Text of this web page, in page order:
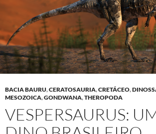
BACIA BAURU,CERATOSAURIA,CRETÁCEO,
MESOZOICA,GONDWANA,THEROPODA
VESPERSAURUS: